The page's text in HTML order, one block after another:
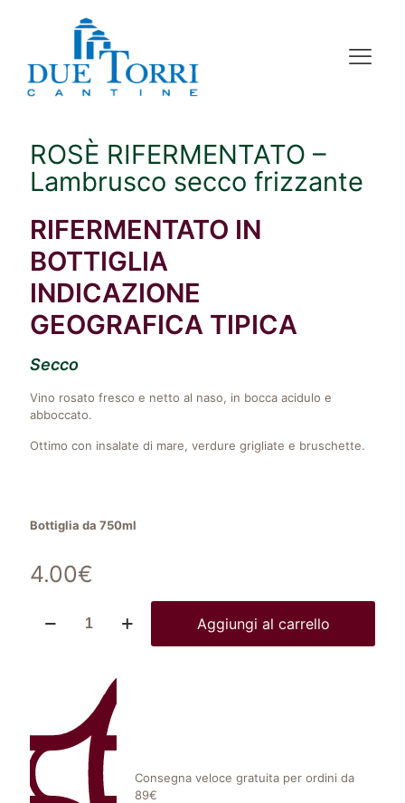
ROSÈ RIFERMENTATO –
Lambrusco secco frizzante
RIFERMENTATO IN
BOTTIGLIA
INDICAZIONE
GEOGRAFICA TIPICA
Secco
Vino rosato fresco e netto al naso, in bocca acidulo e
abboccato.
Ottimo con insalate di mare, verdure grigliate e bruschette.
Bottiglia da 750ml
4.00€
Aggiungi al carrello
Consegna veloce gratuita per ordini da
89€